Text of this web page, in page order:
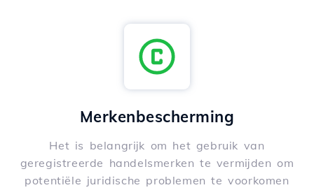
Merkenbescherming
Het is belangrijk om het gebruik van
geregistreerde handelsmerken te vermijden om
potentiële juridische problemen te voorkomen